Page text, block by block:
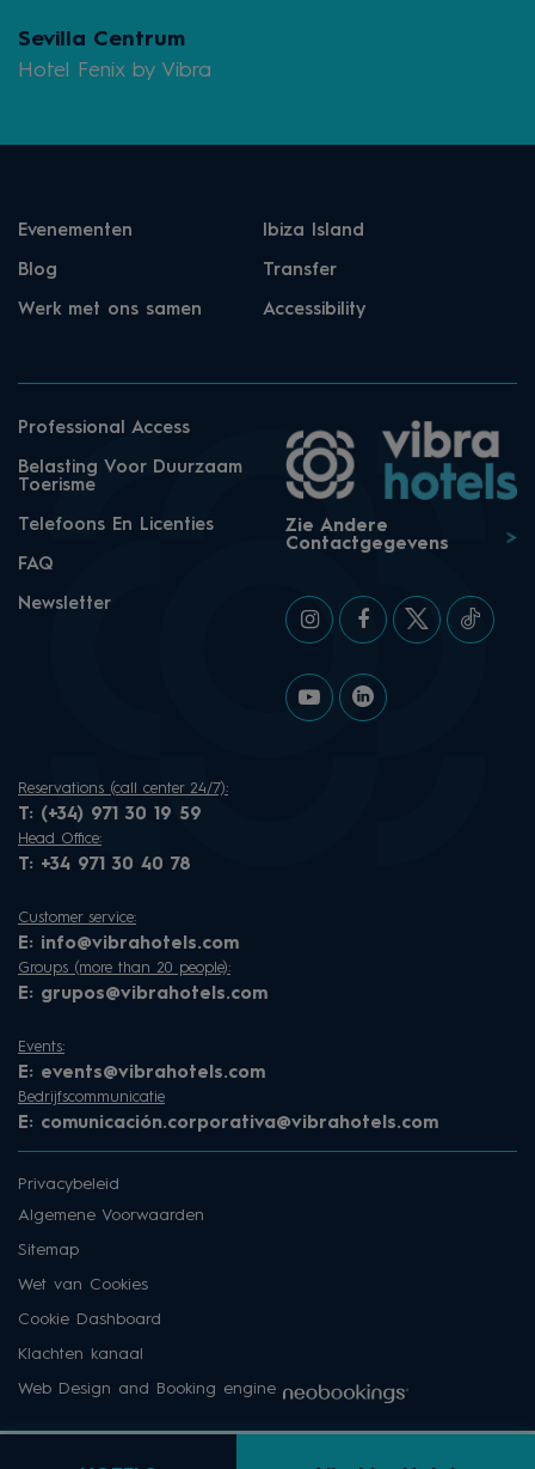
Sevilla Centrum
Hotel Fenix by Vibra
Evenementen Ibiza Island
Blog Transfer
Werk met ons samen Accessibility
Professional Access
Belasting Voor Duurzaam
Toerisme
Telefoons En Licenties
FAQ
Newsletter
Zie Andere
Contactgegevens
Reservations (call center 24/7):
T: (+34) 971 30 19 59
Head Office:
T: +34 971 30 40 78
Customer service:
E: info@vibrahotels.com
Groups (more than 20 people):
E: grupos@vibrahotels.com
Events:
E: events@vibrahotels.com
Bedrijfscommunicatie
E: comunicación.corporativa@vibrahotels.com
Privacybeleid
Algemene Voorwaarden
Sitemap
Wet van Cookies
Cookie Dashboard
Klachten kanaal
Web Design and Booking engine